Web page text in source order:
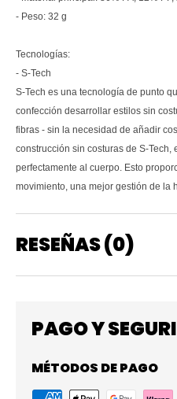
- Peso: 32 g
Tecnologías:
- S-Tech
S-Tech es una tecnología de punto
confección desarrollar estilos sin
fibras - sin la necesidad de añadir
construcción sin costuras de S-
perfectamente al cuerpo. Esto
movimiento, una mejor gestión de la
RESEÑAS (0)
PAGO Y
MÉTODOS DE PAGO